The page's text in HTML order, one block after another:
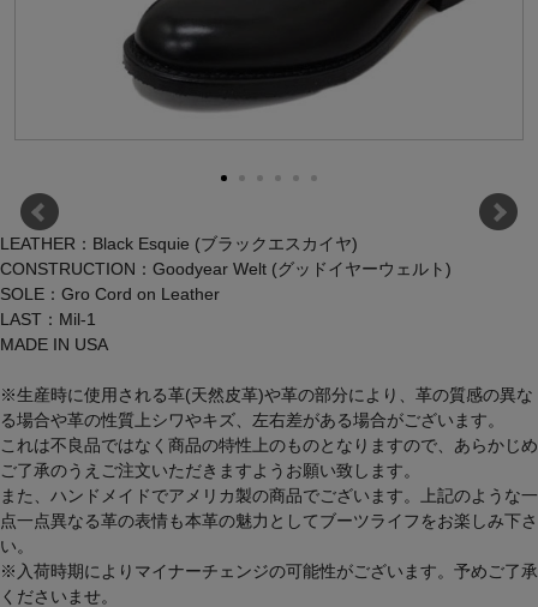
LEATHER：Black Esquie (ブラックエスカイヤ)
CONSTRUCTION：Goodyear Welt (グッドイヤーウェルト)
SOLE：Gro Cord on Leather
LAST：Mil-1
MADE IN USA
※生産時に使用される革(天然皮革)や革の部分により、革の質感の異な
る場合や革の性質上シワやキズ、左右差がある場合がございます。
これは不良品ではなく商品の特性上のものとなりますので、あらかじめ
ご了承のうえご注文いただきますようお願い致します。
また、ハンドメイドでアメリカ製の商品でございます。上記のような一
点一点異なる革の表情も本革の魅力としてブーツライフをお楽しみ下さ
い。
※入荷時期によりマイナーチェンジの可能性がございます。予めご了承
くださいませ。